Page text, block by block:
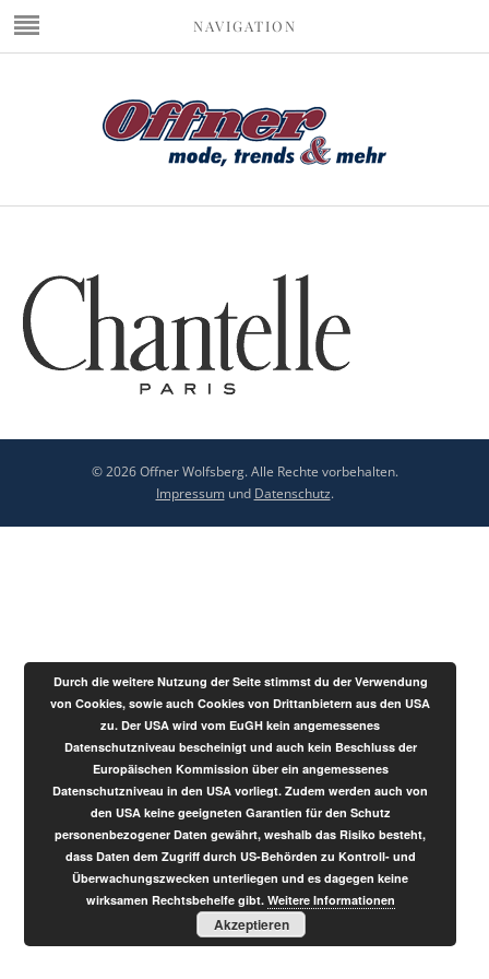
NAVIGATION
© 2026 Offner Wolfsberg. Alle Rechte vorbehalten.
Impressumund Datenschutz.
Durch die weitere Nutzung der Seite stimmst du der Verwendung
von Cookies, sowie auch Cookies von Drittanbietern aus den USA
zu. Der USA wird vom EuGH kein angemessenes
Datenschutzniveau bescheinigt und auch kein Beschluss der
Europäischen Kommission über ein angemessenes
Datenschutzniveau in den USA vorliegt. Zudem werden auch von
den USA keine geeigneten Garantien für den Schutz
personenbezogener Daten gewährt, weshalb das Risiko besteht,
dass Daten dem Zugriff durch US-Behörden zu Kontroll- und
Überwachungszwecken unterliegen und es dagegen keine
wirksamen Rechtsbehelfe gibt. Weitere Informationen
Akzeptieren